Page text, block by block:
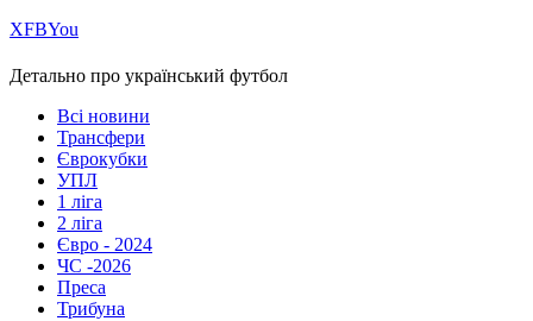
ХFBYou
Детально про український футбол
Всі новини
Трансфери
Єврокубки
УПЛ
1 ліга
2 ліга
Євро - 2024
ЧС -2026
Преса
Трибуна